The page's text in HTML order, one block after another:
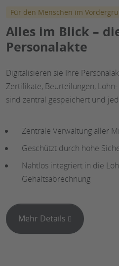
Für den Menschen im
Alles im Blick –
Personalakte
Digitalisieren sie Ihre
Zertifikate, Beurteilungen,
sind zentral gespeichert und
Zentrale Verwaltung aller
Geschützt durch hohe
Nahtlos integriert in die
Gehaltsabrechnung
Mehr Details